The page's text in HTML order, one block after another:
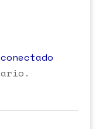
conectado